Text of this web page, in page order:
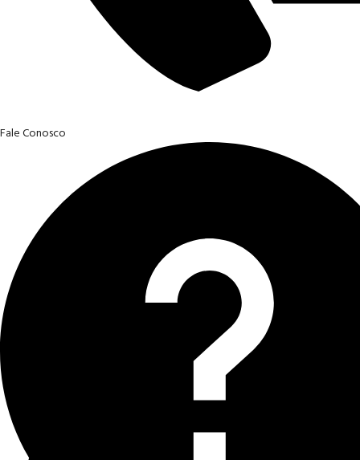
Fale Conosco